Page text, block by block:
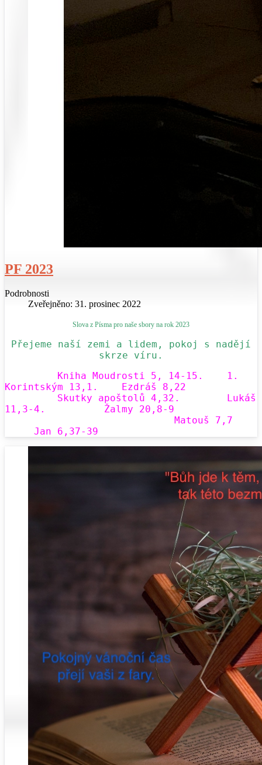
PF 2023
Podrobnosti
Zveřejněno: 31. prosinec 2022
Slova z Písma pro naše sbory na rok 2023
Přejeme naší zemi a lidem, pokoj s nadějí
skrze víru.
Kniha Moudrosti 5, 14-15.
1.
Korintským 13,1.
Ezdráš 8,22
Skutky apoštolů 4,32.
Lukáš
11,3-4. Žalmy 20,8-9
Matouš 7,7
Jan 6,37-39